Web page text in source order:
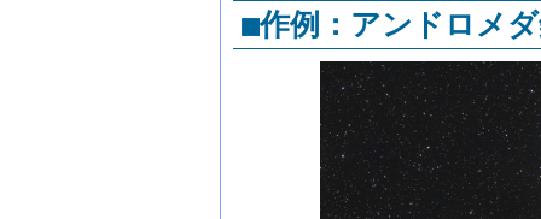
■作例：アンドロメ